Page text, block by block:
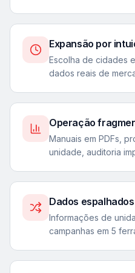
Expansão por
Escolha de cidades
dados reais de
Operação
Manuais em PDFs,
unidade, auditoria
Dados espalhados
Informações de
campanhas em 5